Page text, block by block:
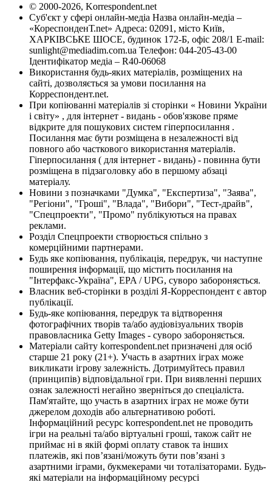
© 2000-2026, Korrespondent.net
Суб'єкт у сфері онлайн-медіа Назва онлайн-медіа –
«КореспонденТ.net» Адреса: 02091, місто Київ,
ХАРКІВСЬКЕ ШОСЕ, будинок 172-Б, офіс 208/1 E-mail:
sunlight@mediadim.com.ua Телефон: 044-205-43-00
Ідентифікатор медіа – R40-06068
Використання будь-яких матеріалів, розміщених на
сайті, дозволяється за умови посилання на
Корреспондент.net.
При копіюванні матеріалів зі сторінки « Новини України
і світу» , для інтернет - видань - обов'язкове пряме
відкрите для пошукових систем гіперпосилання .
Посилання має бути розміщена в незалежності від
повного або часткового використання матеріалів.
Гіперпосилання ( для інтернет - видань) - повинна бути
розміщена в підзаголовку або в першому абзаці
матеріалу.
Новини з позначками "Думка", "Експертиза", "Заява",
"Регіони", "Гроші", "Влада", "Вибори", "Тест-драйв",
"Спецпроекти", "Промо" публікуються на правах
реклами.
Розділ Спецпроекти створюється спільно з
комерційними партнерами.
Будь яке копіювання, публікація, передрук, чи наступне
поширення інформації, що містить посилання на
"Інтерфакс-Україна", EPA / UPG, суворо забороняється.
Власник веб-сторінки в розділі Я-Корреспондент є автор
публікації.
Будь-яке копіювання, передрук та відтворення
фотографічних творів та/або аудіовізуальних творів
правовласника Getty Images - суворо забороняється.
Матеріали сайту korrespondent.net призначені для осіб
старше 21 року (21+). Участь в азартних іграх може
викликати ігрову залежність. Дотримуйтесь правил
(принципів) відповідальної гри. При виявленні перших
ознак залежності негайно зверніться до спеціаліста.
Пам'ятайте, що участь в азартних іграх не може бути
джерелом доходів або альтернативою роботі.
Інформаційний ресурс korrespondent.net не проводить
ігри на реальні та/або віртуальні гроші, також сайт не
приймає ні в якій формі оплату ставок та інших
платежів, які пов’язані/можуть бути пов’язані з
азартними іграми, букмекерами чи тоталізаторами. Будь-
які матеріали на інформаційному ресурсі